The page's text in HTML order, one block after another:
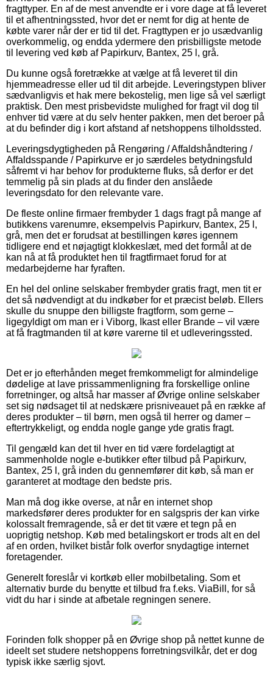
fragttyper. En af de mest anvendte er i vore dage at få leveret
til et afhentningssted, hvor det er nemt for dig at hente de
købte varer når der er tid til det. Fragttypen er jo usædvanlig
overkommelig, og endda ydermere den prisbilligste metode
til levering ved køb af Papirkurv, Bantex, 25 l, grå.
Du kunne også foretrække at vælge at få leveret til din
hjemmeadresse eller ud til dit arbejde. Leveringstypen bliver
sædvanligvis et hak mere bekostelig, men lige så vel særligt
praktisk. Den mest prisbevidste mulighed for fragt vil dog til
enhver tid være at du selv henter pakken, men det beroer på
at du befinder dig i kort afstand af netshoppens tilholdssted.
Leveringsdygtigheden på Rengøring / Affaldshåndtering /
Affaldsspande / Papirkurve er jo særdeles betydningsfuld
såfremt vi har behov for produkterne fluks, så derfor er det
temmelig på sin plads at du finder den anslåede
leveringsdato for den relevante vare.
De fleste online firmaer frembyder 1 dags fragt på mange af
butikkens varenumre, eksempelvis Papirkurv, Bantex, 25 l,
grå, men det er forudsat at bestillingen køres igennem
tidligere end et nøjagtigt klokkeslæt, med det formål at de
kan nå at få produktet hen til fragtfirmaet forud for at
medarbejderne har fyraften.
En hel del online selskaber frembyder gratis fragt, men tit er
det så nødvendigt at du indkøber for et præcist beløb. Ellers
skulle du snuppe den billigste fragtform, som gerne –
ligegyldigt om man er i Viborg, Ikast eller Brande – vil være
at få fragtmanden til at køre varerne til et udleveringssted.
Det er jo efterhånden meget fremkommeligt for almindelige
dødelige at lave prissammenligning fra forskellige online
forretninger, og altså har masser af Øvrige online selskaber
set sig nødsaget til at nedskære prisniveauet på en række af
deres produkter – til børn, men også til herrer og damer –
eftertrykkeligt, og endda nogle gange yde gratis fragt.
Til gengæld kan det til hver en tid være fordelagtigt at
sammenholde nogle e-butikker efter tilbud på Papirkurv,
Bantex, 25 l, grå inden du gennemfører dit køb, så man er
garanteret at modtage den bedste pris.
Man må dog ikke overse, at når en internet shop
markedsfører deres produkter for en salgspris der kan virke
kolossalt fremragende, så er det tit være et tegn på en
uoprigtig netshop. Køb med betalingskort er trods alt en del
af en orden, hvilket bistår folk overfor snydagtige internet
foretagender.
Generelt foreslår vi kortkøb eller mobilbetaling. Som et
alternativ burde du benytte et tilbud fra f.eks. ViaBill, for så
vidt du har i sinde at afbetale regningen senere.
Forinden folk shopper på en Øvrige shop på nettet kunne de
ideelt set studere netshoppens forretningsvilkår, det er dog
typisk ikke særlig sjovt.